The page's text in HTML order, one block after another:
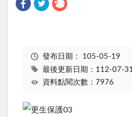
發布日期： 105-05-19
最後更新日期：112-07-31
資料點閱次數：7976